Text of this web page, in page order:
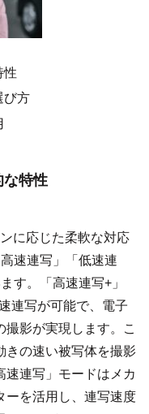
性
び方
な特性
に応じた柔軟な対応
速連写」「低速連
す。「高速連写+」
連写が可能で、電子
影が実現します。こ
きの速い被写体を撮影
速連写」モードはメカ
ーを活用し、連写速度